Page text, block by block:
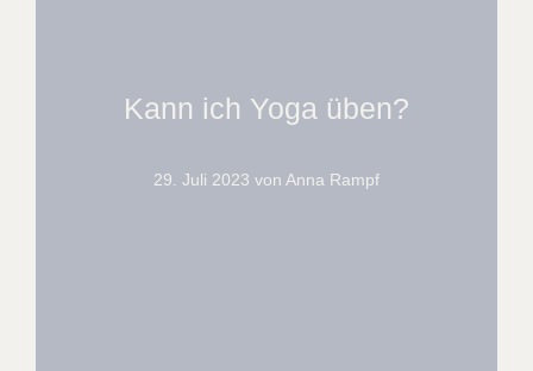
Kann ich Yoga üben?
29. Juli 2023 von Anna Rampf